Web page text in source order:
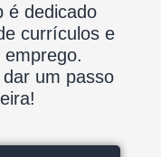
é dedicado
currículos e
um passo